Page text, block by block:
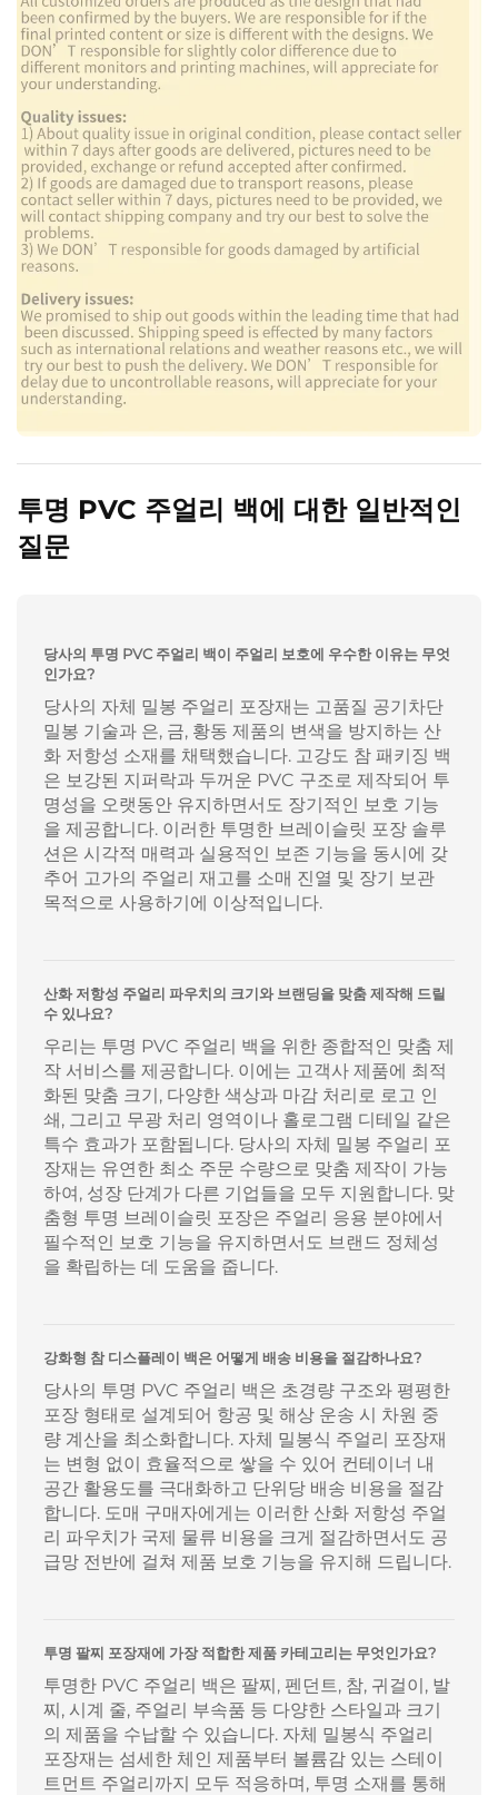
투명 PVC 주얼리 백에 대한 일반적인
질문
당사의 투명 PVC 주얼리 백이 주얼리 보호에 우수한 이유는 무엇
인가요?
당사의 자체 밀봉 주얼리 포장재는 고품질 공기차단
밀봉 기술과 은, 금, 황동 제품의 변색을 방지하는 산
화 저항성 소재를 채택했습니다. 고강도 참 패키징 백
은 보강된 지퍼락과 두꺼운 PVC 구조로 제작되어 투
명성을 오랫동안 유지하면서도 장기적인 보호 기능
을 제공합니다. 이러한 투명한 브레이슬릿 포장 솔루
션은 시각적 매력과 실용적인 보존 기능을 동시에 갖
추어 고가의 주얼리 재고를 소매 진열 및 장기 보관
목적으로 사용하기에 이상적입니다.
산화 저항성 주얼리 파우치의 크기와 브랜딩을 맞춤 제작해 드릴
수 있나요?
우리는 투명 PVC 주얼리 백을 위한 종합적인 맞춤 제
작 서비스를 제공합니다. 이에는 고객사 제품에 최적
화된 맞춤 크기, 다양한 색상과 마감 처리로 로고 인
쇄, 그리고 무광 처리 영역이나 홀로그램 디테일 같은
특수 효과가 포함됩니다. 당사의 자체 밀봉 주얼리 포
장재는 유연한 최소 주문 수량으로 맞춤 제작이 가능
하여, 성장 단계가 다른 기업들을 모두 지원합니다. 맞
춤형 투명 브레이슬릿 포장은 주얼리 응용 분야에서
필수적인 보호 기능을 유지하면서도 브랜드 정체성
을 확립하는 데 도움을 줍니다.
강화형 참 디스플레이 백은 어떻게 배송 비용을 절감하나요?
당사의 투명 PVC 주얼리 백은 초경량 구조와 평평한
포장 형태로 설계되어 항공 및 해상 운송 시 차원 중
량 계산을 최소화합니다. 자체 밀봉식 주얼리 포장재
는 변형 없이 효율적으로 쌓을 수 있어 컨테이너 내
공간 활용도를 극대화하고 단위당 배송 비용을 절감
합니다. 도매 구매자에게는 이러한 산화 저항성 주얼
리 파우치가 국제 물류 비용을 크게 절감하면서도 공
급망 전반에 걸쳐 제품 보호 기능을 유지해 드립니다.
투명 팔찌 포장재에 가장 적합한 제품 카테고리는 무엇인가요?
투명한 PVC 주얼리 백은 팔찌, 펜던트, 참, 귀걸이, 발
찌, 시계 줄, 주얼리 부속품 등 다양한 스타일과 크기
의 제품을 수납할 수 있습니다. 자체 밀봉식 주얼리
포장재는 섬세한 체인 제품부터 볼륨감 있는 스테이
트먼트 주얼리까지 모두 적응하며, 투명 소재를 통해